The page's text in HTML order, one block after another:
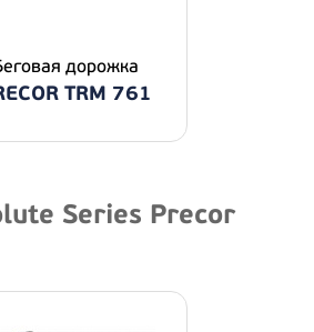
дорожка
TRM 761
Series Precor